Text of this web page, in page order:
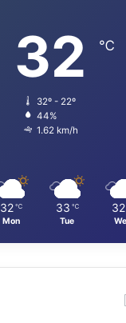
32 ℃
32º - 22º
44%
1.62 km/h
32 ℃
Mon
33 ℃
Tue
32